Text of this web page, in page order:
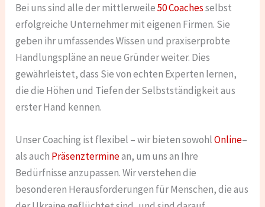
Bei uns sind alle der mittlerweile50 Coachesselbst
erfolgreiche Unternehmer mit eigenen Firmen. Sie
geben ihr umfassendes Wissen und praxiserprobte
Handlungspläne an neue Gründer weiter. Dies
gewährleistet, dass Sie von echten Experten lernen,
die die Höhen und Tiefen der Selbstständigkeit aus
erster Hand kennen.
Unser Coaching ist flexibel – wir bieten sowohlOnline–
als auch Präsenzterminean, um uns an Ihre
Bedürfnisse anzupassen. Wir verstehen die
besonderen Herausforderungen für Menschen, die aus